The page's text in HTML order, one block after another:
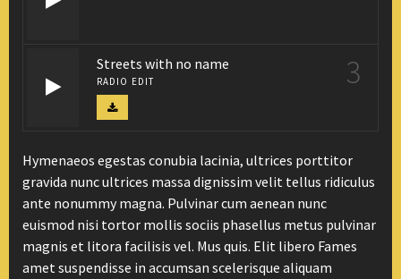
Streets with no name
RADIO EDIT 3
Hymenaeos egestas conubia lacinia, ultrices porttitor
gravida nunc ultrices massa dignissim velit tellus ridiculus
ante nonummy magna. Pulvinar cum aenean nunc
euismod nisi tortor mollis sociis phasellus metus pulvinar
magnis et litora facilisis vel. Mus quis. Elit libero Fames
amet suspendisse in accumsan scelerisque aliquam